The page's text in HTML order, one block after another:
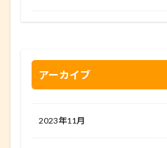
アーカイブ
2023年11月